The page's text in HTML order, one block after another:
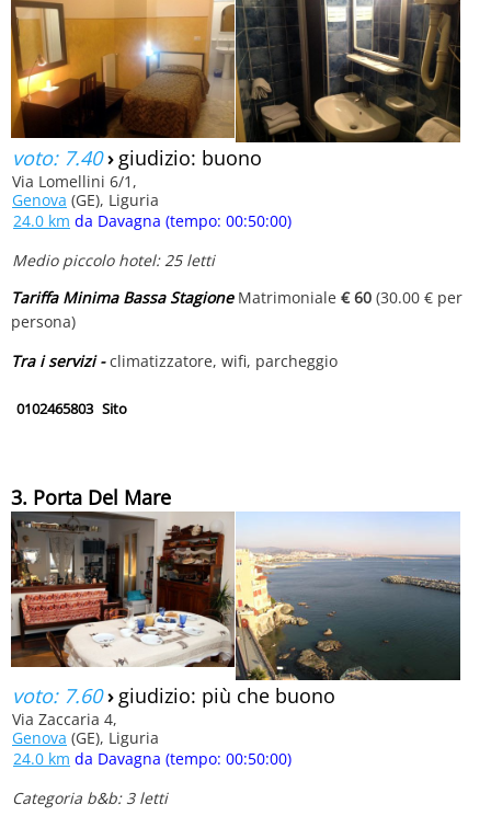
voto: 7.40› giudizio: buono
Via Lomellini 6/1,
Genova (GE), Liguria
24.0 km da Davagna (tempo: 00:50:00)
Medio piccolo hotel: 25 letti
Tariffa Minima Bassa StagioneMatrimoniale € 60 (30.00 € per
persona)
Tra i servizi -climatizzatore, wifi, parcheggio
0102465803 Sito
3. Porta Del Mare
voto: 7.60› giudizio: più che buono
Via Zaccaria 4,
Genova (GE), Liguria
24.0 km da Davagna (tempo: 00:50:00)
Categoria b&b: 3 letti